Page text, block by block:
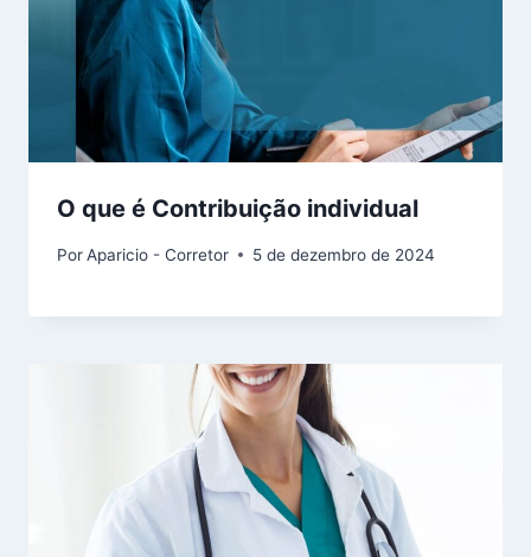
O que é Contribuição individual
PorAparicio - Corretor 5 de dezembro de 2024